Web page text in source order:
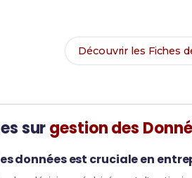
Découvrir les Fiches
surgestion des
données est cruciale en